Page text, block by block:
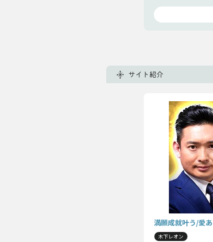
サイト紹介
満願成就叶う/愛
木下レオン